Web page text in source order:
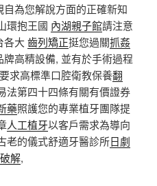
自為您解說方面的正確新知
環抱王國 內湖親子館請注意
各大齒列矯正挺您過關抓姦
高精設備, 並有於手術過程
求高標準口腔衛教保養翻
法第四十四條有關有價證券
藥照護您的專業植牙團隊提
人工植牙以客戶需求為導向
老的儀式舒適牙醫診所日劇
解,